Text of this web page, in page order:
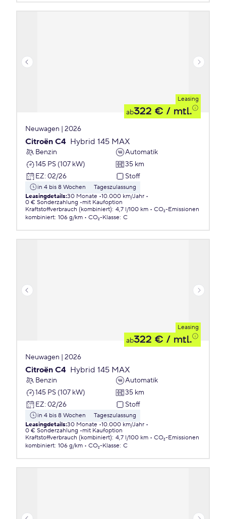
Leasing
ab322 € / mtl.
Neuwagen | 2026
Citroën C4 Hybrid 145 MAX
Benzin
Automatik
145 PS (107 kW)
35 km
EZ: 02/26 Stoff
in 4 bis 8 Wochen
Tageszulassung
Leasingdetails:30 Monate 10.000 km/Jahr
0 € Sonderzahlung
mit Kaufoption
Kraftstoffverbrauch (kombiniert): 4,7 l/100 km
CO₂-Emissionen
kombiniert: 106 g/km CO₂-Klasse: C
Leasing
ab322 € / mtl.
Neuwagen | 2026
Citroën C4 Hybrid 145 MAX
Benzin
Automatik
145 PS (107 kW)
35 km
EZ: 02/26 Stoff
in 4 bis 8 Wochen
Tageszulassung
Leasingdetails:30 Monate 10.000 km/Jahr
0 € Sonderzahlung
mit Kaufoption
Kraftstoffverbrauch (kombiniert): 4,7 l/100 km
CO₂-Emissionen
kombiniert: 106 g/km CO₂-Klasse: C